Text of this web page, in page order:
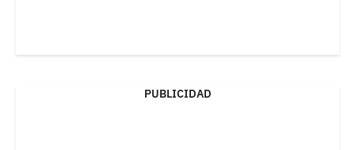
PUBLICIDAD